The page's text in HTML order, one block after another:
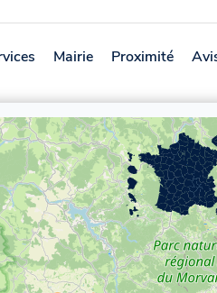
Mairie Proximité